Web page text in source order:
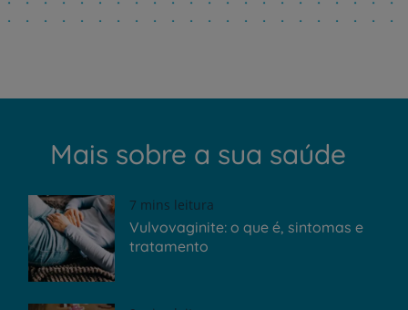
Mais sobre a sua saúde
7 mins leitura
Vulvovaginite: o que é, sintomas e
tratamento